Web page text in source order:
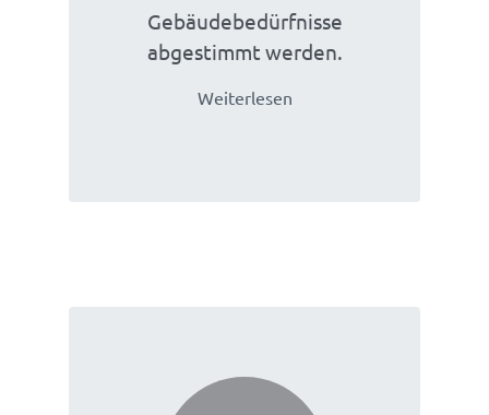
Gebäudebedürfnisse
abgestimmt werden.
Weiterlesen